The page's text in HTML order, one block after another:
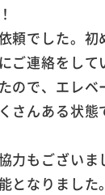
頼でした。
ご連絡をして
ので、エレ
さんある状
力もござい
となりまし